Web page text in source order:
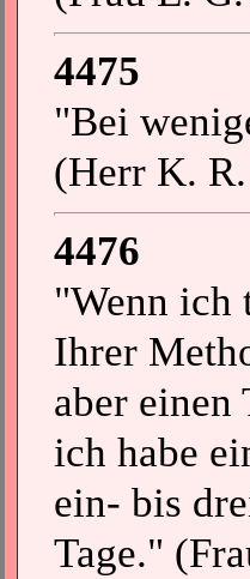
4475
"Bei
(Herr K.
4476
"Wenn ich
Ihrer
aber einen
ich habe
ein- bis
Tage."